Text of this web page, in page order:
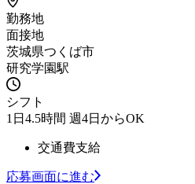
勤務地
面接地
茨城県つくば市
研究学園駅
シフト
1日4.5時間 週4日からOK
交通費支給
応募画面に進む